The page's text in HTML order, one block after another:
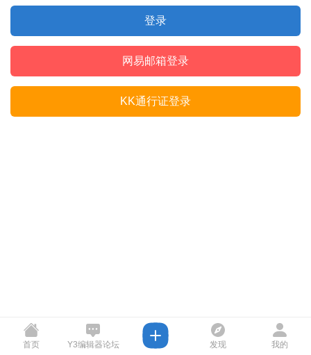
登录
网易邮箱登录
KK通行证登录
首页 Y3编辑器论坛 发现 我的